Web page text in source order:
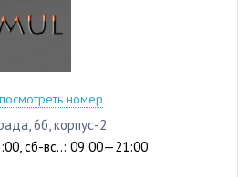
посмотреть номер
6б, корпус-2
сб-вс..: 09:00—21:00